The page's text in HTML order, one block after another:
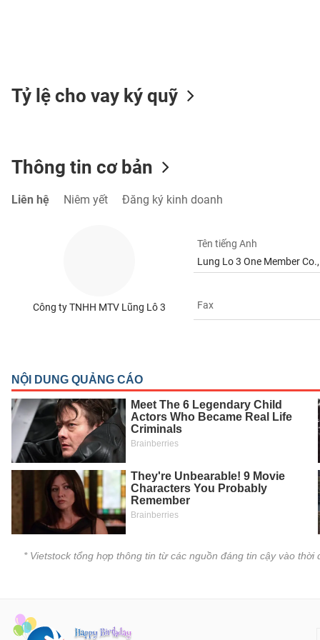
Tỷ lệ cho vay ký quỹ
Thông tin cơ bản
Liên hệ Niêm yết Đăng ký kinh doanh
Công ty TNHH MTV Lũng Lô 3
Tên tiếng Anh
Lung Lo 3 One Member
Fax
* Vietstock tổng hợp thông tin từ các nguồn đáng tin cậy vào
KHÔNG
TIÊU
CHĂM
TÀI
CHÍNH
CÔNG
NGHỆ
THÔNG
DỊCH